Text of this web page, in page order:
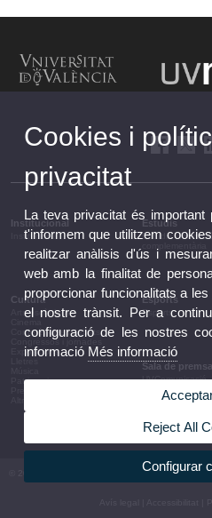
Institucional
Institucional
Estudis
Estudis i formació
Cultura
Arts escèniques
Conferències i debats
Congressos i jornades
Exposicions
Patrimoni
Esports
Esports
Sala de premsa
UVComunicació
Notes de premsa
Agenda de
Informació
© 2026 UV. - Av. Blasco Ibáñez, 13. 46010
Cookies i
privacitat
La teva privacitat és
t'informem que utilitzem
realitzar anàlisis d'ús i
web amb la finalitat de
proporcionar funcionalitats a
el nostre trànsit. Per a
configuració de les nostres
informació Més informació
Reject All
Configurar